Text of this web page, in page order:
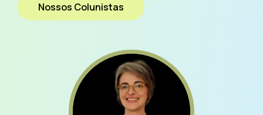
Nossos Colunistas